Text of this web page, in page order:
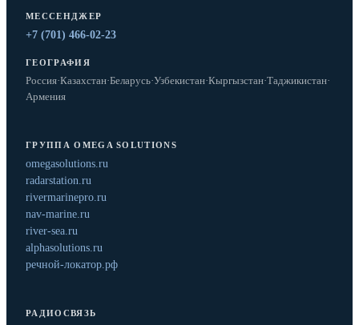
МЕССЕНДЖЕР
+7 (701) 466-02-23
ГЕОГРАФИЯ
Россия·Казахстан·Беларусь·Узбекистан·Кыргызстан·Таджикистан·
Армения
ГРУППА OMEGA SOLUTIONS
omegasolutions.ru
radarstation.ru
rivermarinepro.ru
nav-marine.ru
river-sea.ru
alphasolutions.ru
речной-локатор.рф
РАДИОСВЯЗЬ